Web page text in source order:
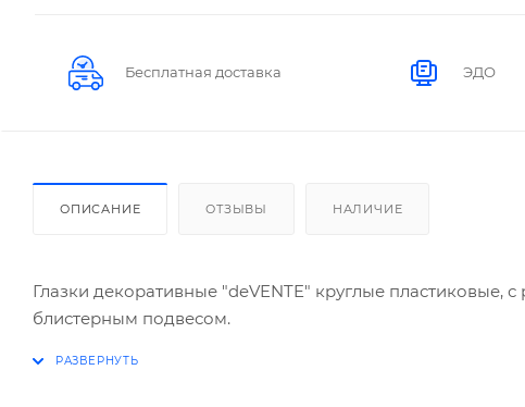
Бесплатная доставка ЭДО
ОПИСАНИЕ ОТЗЫВЫ НАЛИЧИЕ
Глазки декоративные "deVENTE" круглые пластиковые,
блистерным подвесом.